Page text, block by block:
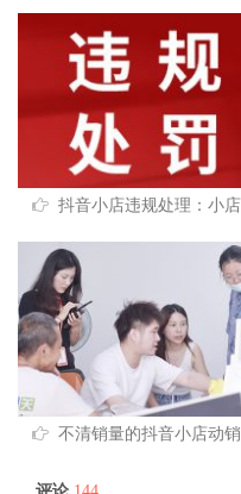
抖音小店违规处理：小店违规如何以考代罚！
不清销量的抖音小店动销方法